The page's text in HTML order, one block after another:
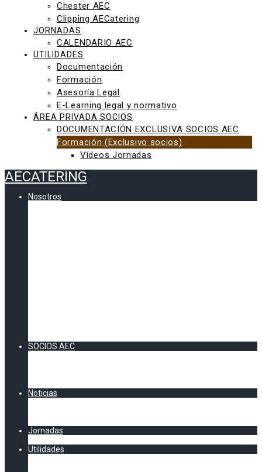
Chester AEC
Clipping AECatering
JORNADAS
CALENDARIO AEC
UTILIDADES
Documentación
Formación
Asesoría Legal
E-Learning legal y normativo
ÁREA PRIVADA SOCIOS
DOCUMENTACIÓN EXCLUSIVA SOCIOS AEC
Formación (Exclusivo socios)
Vídeos Jornadas
AECATERING
Nosotros
SOCIOS AEC
Noticias
Jornadas
Utilidades